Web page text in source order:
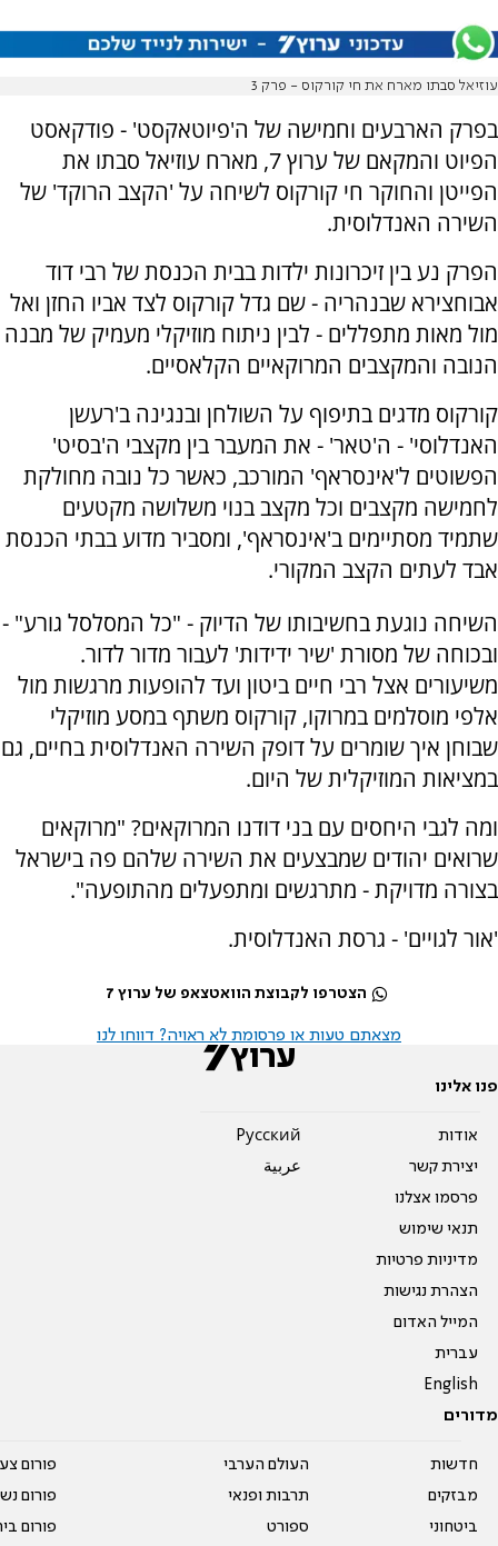
עוזיאל סבתו מארח את חי קורקוס - פרק 3
בפרק הארבעים וחמישה של ה'פיוטאקסט' - פודקאסט
הפיוט והמקאם של ערוץ 7, מארח עוזיאל סבתו את
הפייטן והחוקר חי קורקוס לשיחה על 'הקצב הרוקד' של
השירה האנדלוסית.
הפרק נע בין זיכרונות ילדות בבית הכנסת של רבי דוד
אבוחצירא שבנהריה - שם גדל קורקוס לצד אביו החזן ואל
מול מאות מתפללים - לבין ניתוח מוזיקלי מעמיק של מבנה
הנובה והמקצבים המרוקאיים הקלאסיים.
קורקוס מדגים בתיפוף על השולחן ובנגינה ב'רעשן
האנדלוסי' - ה'טאר' - את המעבר בין מקצבי ה'בסיט'
הפשוטים ל'אינסראף' המורכב, כאשר כל נובה מחולקת
לחמישה מקצבים וכל מקצב בנוי משלושה מקטעים
שתמיד מסתיימים ב'אינסראף', ומסביר מדוע בבתי הכנסת
אבד לעתים הקצב המקורי.
השיחה נוגעת בחשיבותו של הדיוק - "כל המסלסל גורע" -
ובכוחה של מסורת 'שיר ידידות' לעבור מדור לדור.
משיעורים אצל רבי חיים ביטון ועד להופעות מרגשות מול
אלפי מוסלמים במרוקו, קורקוס משתף במסע מוזיקלי
שבוחן איך שומרים על דופק השירה האנדלוסית בחיים, גם
במציאות המוזיקלית של היום.
ומה לגבי היחסים עם בני דודנו המרוקאים? "מרוקאים
שרואים יהודים שמבצעים את השירה שלהם פה בישראל
בצורה מדויקת - מתרגשים ומתפעלים מהתופעה".
'אור לגויים' - גרסת האנדלוסית.
הצטרפו לקבוצת הוואטצאפ של ערוץ 7
מצאתם טעות או פרסומת לא ראויה? דווחו לנו
פנו אלינו
אודות
יצירת קשר
פרסמו אצלנו
תנאי שימוש
מדיניות פרטיות
הצהרת נגישות
המייל האדום
עברית
English
Pусский
عربية
מדורים
חדשות
מבזקים
ביטחוני
העולם הערבי
תרבות ופנאי
ספורט
פורום
פורום
פורום